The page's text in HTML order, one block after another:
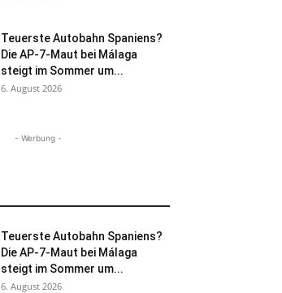
Teuerste Autobahn Spaniens?
Die AP-7-Maut bei Málaga
steigt im Sommer um...
6. August 2026
- Werbung -
Teuerste Autobahn Spaniens?
Die AP-7-Maut bei Málaga
steigt im Sommer um...
6. August 2026